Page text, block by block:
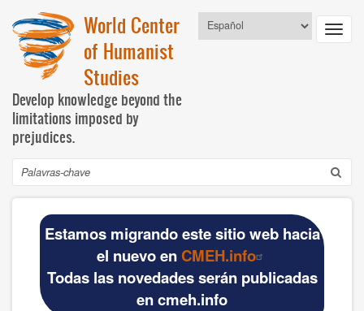
para
conteúdo
principal
World Center
of Humanist
Studies
Develop knowledge beyond the
limitations imposed by
prejudices.
Select
your
Buscar
principal
INICIO
DOCUMENTOS BÁSICOS
Official materials
Estamos migrando este sitio web hacia
el nuevo en CMEH.info
Todas las novedades serán publicadas
en cmeh.info